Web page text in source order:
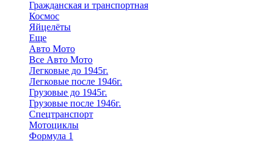
Гражданская и транспортная
Космос
Яйцелёты
Еще
Авто Мото
Все Авто Мото
Легковые до 1945г.
Легковые после 1946г.
Грузовые до 1945г.
Грузовые после 1946г.
Спецтранспорт
Мотоциклы
Формула 1